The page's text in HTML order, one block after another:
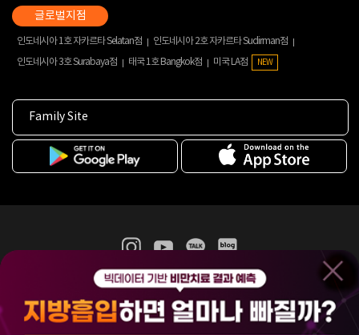
인도네시아 1호 자카르타 Selatan점
인도네시아 2호 자카르타 Sudirman점
인도네시아 3호 Surabaya점
태국 1호 Bangkok점 미국 LA점 NEW
Family Site
365mc 병·의원 이용약관
홈페이지 이용약관
비급여진료수가
(주)365mcㅣ서울특별시 서초구 서초대로52길 7, 3~4층(서초동, 제일빌딩)